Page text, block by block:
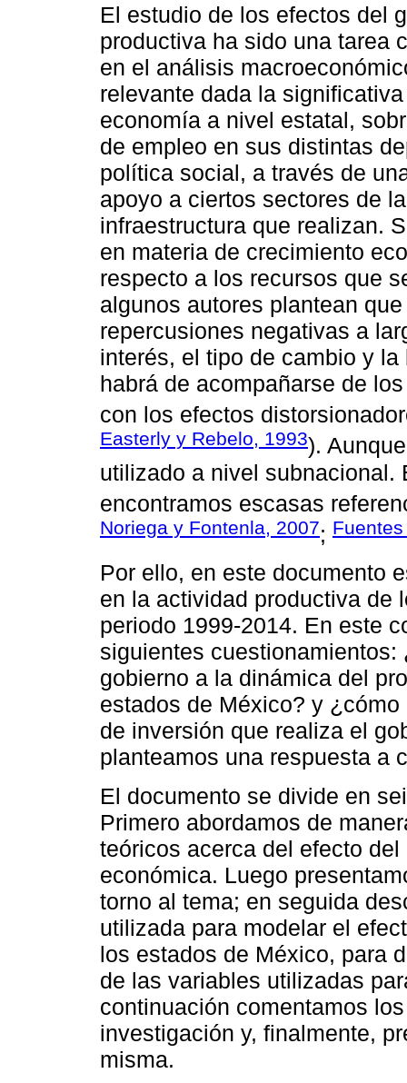
El estudio de los efectos del
productiva ha sido una tarea
en el análisis
relevante dada la
economía a nivel estatal,
de empleo en sus distintas
política social, a través de
apoyo a ciertos sectores de
infraestructura que realizan.
en materia de crecimiento
respecto a los recursos que
algunos autores plantean
repercusiones negativas a
interés, el tipo de cambio y
habrá de acompañarse de
con los efectos
Easterly y Rebelo, 1993).
utilizado a nivel subnacional.
encontramos escasas
Noriega y Fontenla, 2007;
Por ello, en este documento
en la actividad productiva de
periodo 1999-2014. En este
siguientes
gobierno a la dinámica del
estados de México? y
de inversión que realiza el
planteamos una respuesta a
El documento se divide en
Primero abordamos de
teóricos acerca del efecto
económica. Luego
torno al tema; en seguida
utilizada para modelar el
los estados de México, para
de las variables utilizadas
continuación comentamos
investigación y, finalmente,
misma.